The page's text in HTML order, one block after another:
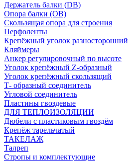
Держатель балки (DB)
Опора балки (ОВ)
Скользящая опора для строения
Перфоленты
Крепёжный уголок разносторонний
Кляймеры
Анкер регулировочный по высоте
Уголок крепёжный Z-образный
Уголок крепёжный скользящий
Т- образный соединитель
Угловой соединитель
Пластины гвоздевые
ДЛЯ ТЕПЛОИЗОЛЯЦИИ
Дюбели с пластиковым гвоздём
Крепёж тарельчатый
ТАКЕЛАЖ
Талреп
Стропы и комплектующие